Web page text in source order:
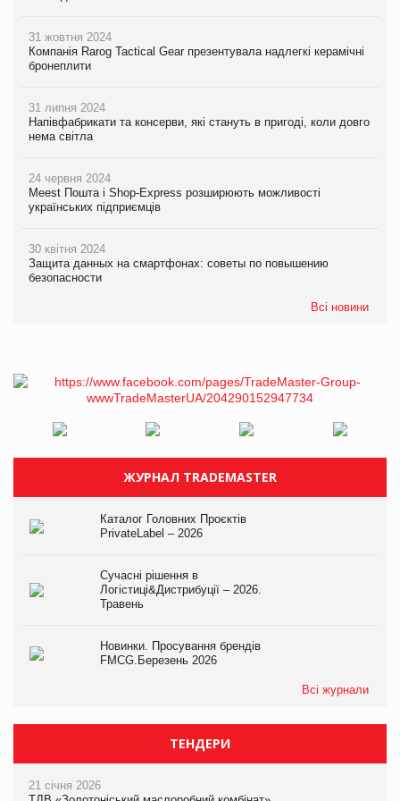
31 жовтня 2024
Компанія Rarog Tactical Gear презентувала надлегкі керамічні
бронеплити
31 липня 2024
Напівфабрикати та консерви, які стануть в пригоді, коли довго
нема світла
24 червня 2024
Meest Пошта і Shop-Express розширюють можливості
українських підприємців
30 квітня 2024
Защита данных на смартфонах: советы по повышению
безопасности
Всі новини
ЖУРНАЛ TRADEMASTER
Каталог Головних Проєктів
PrivateLabel – 2026
Сучасні рішення в
Логістиці&Дистрибуції – 2026.
Травень
Новинки. Просування брендів
FMCG.Березень 2026
Всі журнали
ТЕНДЕРИ
21 січня 2026